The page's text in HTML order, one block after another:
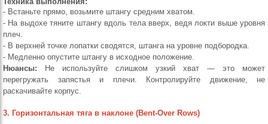
- Встаньте прямо, возьмите штангу средним хватом.
- На выдохе тяните штангу вдоль тела вверх, ведя локти выше уровня
плеч.
- В верхней точке лопатки сводятся, штанга на уровне подбородка.
- Медленно опустите штангу в исходное положение.
Нюансы: Не используйте слишком узкий хват — это может
перегружать запястья и плечи. Контролируйте движение, не
раскачивайте корпус.
3. Горизонтальная тяга в наклоне (Bent-Over Rows)